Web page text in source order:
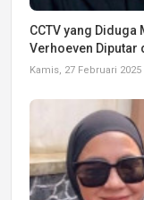
CCTV yang Diduga
Verhoeven Diputar
Kamis, 27 Februari 2025